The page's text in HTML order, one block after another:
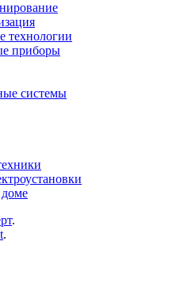
технологии
приборы
системы
.
.